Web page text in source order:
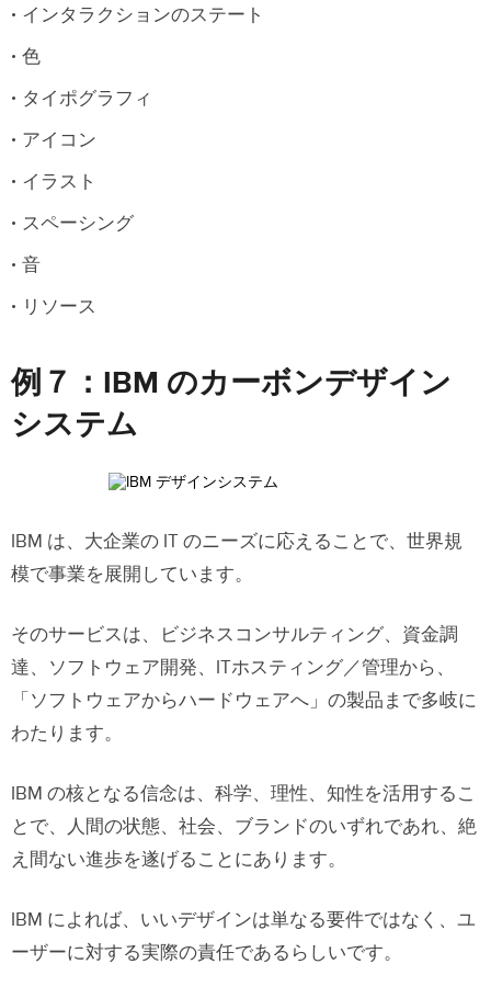
インタラクションのステート
色
タイポグラフィ
アイコン
イラスト
スペーシング
音
リソース
例７：IBM のカーボンデザイン
システム
IBM は、大企業の IT のニーズに応えることで、世界規
模で事業を展開しています。
そのサービスは、ビジネスコンサルティング、資金調
達、ソフトウェア開発、ITホスティング／管理から、
「ソフトウェアからハードウェアへ」の製品まで多岐に
わたります。
IBM の核となる信念は、科学、理性、知性を活用するこ
とで、人間の状態、社会、ブランドのいずれであれ、絶
え間ない進歩を遂げることにあります。
IBM によれば、いいデザインは単なる要件ではなく、ユ
ーザーに対する実際の責任であるらしいです。